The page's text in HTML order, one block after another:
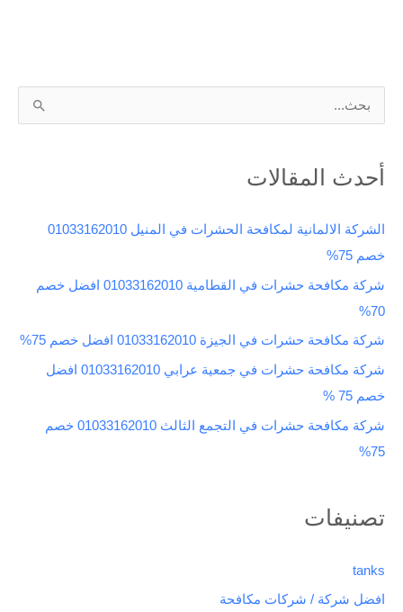
ب
ح
:
أحدث المقالات
الشركة الالمانية لمكافحة الحشرات في المنيل 01033162010
خصم 75%
شركة مكافحة حشرات في القطامية 01033162010 افضل خصم
70%
شركة مكافحة حشرات في الجيزة 01033162010 افضل خصم 75%
شركة مكافحة حشرات في جمعية عرابي 01033162010 افضل
خصم 75 %
شركة مكافحة حشرات في التجمع الثالث 01033162010 خصم
75%
تصنيفات
tanks
افضل شركة / شركات مكافحة